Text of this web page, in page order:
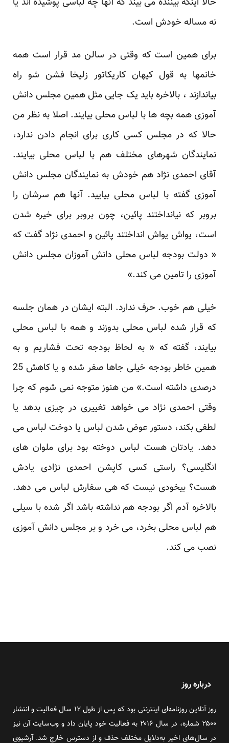
نه مساله خودش است.
برای همین است که وقتی در سالن مد قرار است همه
خانمها به قول کیهان کاریکاتور زلیخا فشن شو راه
بیاندازند ، بالاخره باید یک جایی مثل همین مجلس دانش
آموزی همه بچه ها با لباس محلی بیایند. اصلا به نظر من
حالا که در مجلس کسی کاری برای انجام دادن ندارد،
نمایندگان شهرهای مختلف هم با لباس محلی بیایند.
آقای احمدی نژاد هم خودش به نمایندگان مجلس دانش
آموزی گفته با لباس محلی بیایید. آنها هم سرشان را
بروبر که نیانداختند پائین، چون بروبر برای خیره شدن
است، یواش یواش انداختند پائین و احمدی نژاد گفت که
« دولت بودجه لباس محلی دانش آموزان مجلس دانش
آموزی را تامین می کند.»
خیلی هم خوب. حرف ندارد. البته ایشان در همان جلسه
که قرار شده لباس محلی بدوزند و همه با لباس محلی
بیایند، گفته که « به لحاظ بودجه تحت فشاریم و به
همین خاطر بودجه خیلی جاها صفر شده و یا کاهش 25
درصدی داشته است.» من هنوز متوجه نمی شوم که چرا
وقتی احمدی نژاد می خواهد تغییری در چیزی بدهد یا
لطفی بکند، دستور عوض شدن لباس یا دوخت لباس می
دهد. یادتان هست لباس دوخته بود برای ملوان های
انگلیسی؟ راستی کسی کاپشن احمدی نژادی یادش
هست؟ بیخودی نیست که هی سفارش لباس می دهد.
بالاخره آدم اگر بودجه هم نداشته باشد اگر شده با سیلی
هم لباس محلی بخرد، می خرد و بر مجلس دانش آموزی
نصب می کند.
درباره روز
روز آنلاین روزنامه‌ای اینترنتی بود که پس از طول ۱۲ سال فعالیت و انتشار
۲۵۰۰ شماره، در سال ۲۰۱۶ به فعالیت خود پایان داد و وب‌سایت آن نیز
در سال‌های اخیر به‌دلایل مختلف حذف و از دسترس خارج شد. آرشیوی